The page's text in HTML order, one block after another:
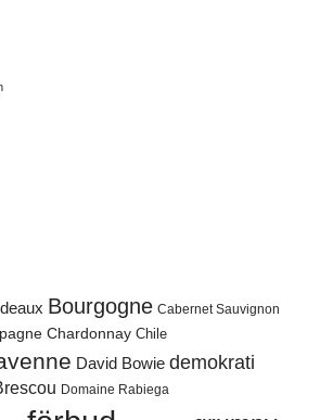
Bourgogne Cabernet Sauvignon
Chardonnay Chile
David Bowie demokrati
Domaine Rabiega